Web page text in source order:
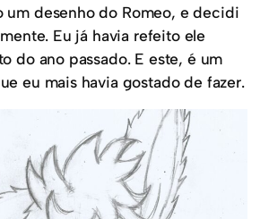
um desenho do Romeo, e decidi
Eu já havia refeito ele
do ano passado. E este, é um
eu mais havia gostado de fazer.